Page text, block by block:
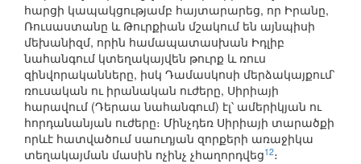
հարցի կապակցությամբ հայտարարեց, որ Իրանը,
Ռուսաստանը և Թուրքիան մշակում են այնպիսի
մեխանիզմ, որին համապատասխան Իդլիբ
նահանգում կտեղակայվեն թուրք և ռուս
զինվորականները, իսկ Դամասկոսի մերձակայքում՝
ռուսական ու իրանական ուժերը, Սիրիայի
հարավում (Դերաա նահանգում) էլ՝ ամերիկյան ու
հորդանանյան ուժերը։ Մինչդեռ Սիրիայի տարածքի
որևէ հատվածում սաուդյան զորքերի առաջիկա
տեղակայման մասին ոչինչ չհաղորդվեց12։